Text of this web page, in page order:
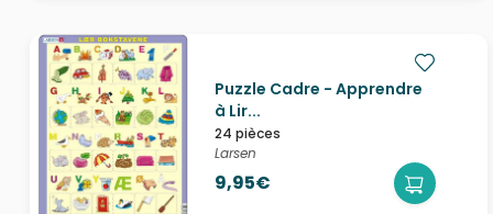
Puzzle Cadre - Apprendre
à Lir...
24 pièces
Larsen
9,95€